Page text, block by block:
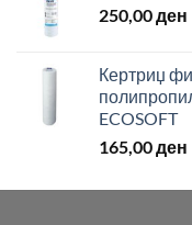
250,00 ден
Кертриџ
ECOSOFT
165,00 ден